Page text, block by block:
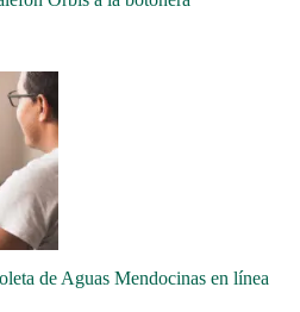
de Aguas Mendocinas en línea